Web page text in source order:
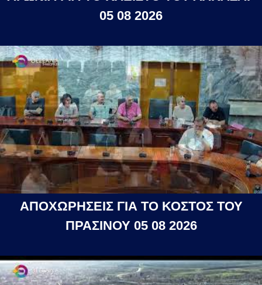
05 08 2026
ΑΠΟΧΩΡΗΣΕΙΣ ΓΙΑ ΤΟ ΚΟΣΤΟΣ ΤΟΥ
ΠΡΑΣΙΝΟΥ 05 08 2026